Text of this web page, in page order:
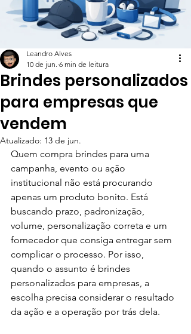
Brindes personalizados
para empresas que
vendem
Leandro Alves
10 de jun. 6 min de leitura
Atualizado: 13 de jun.
Quem compra brindes para uma
campanha, evento ou ação
institucional não está procurando
apenas um produto bonito. Está
buscando prazo, padronização,
volume, personalização correta e um
fornecedor que consiga entregar sem
complicar o processo. Por isso,
quando o assunto é brindes
personalizados para empresas, a
escolha precisa considerar o resultado
da ação e a operação por trás dela.